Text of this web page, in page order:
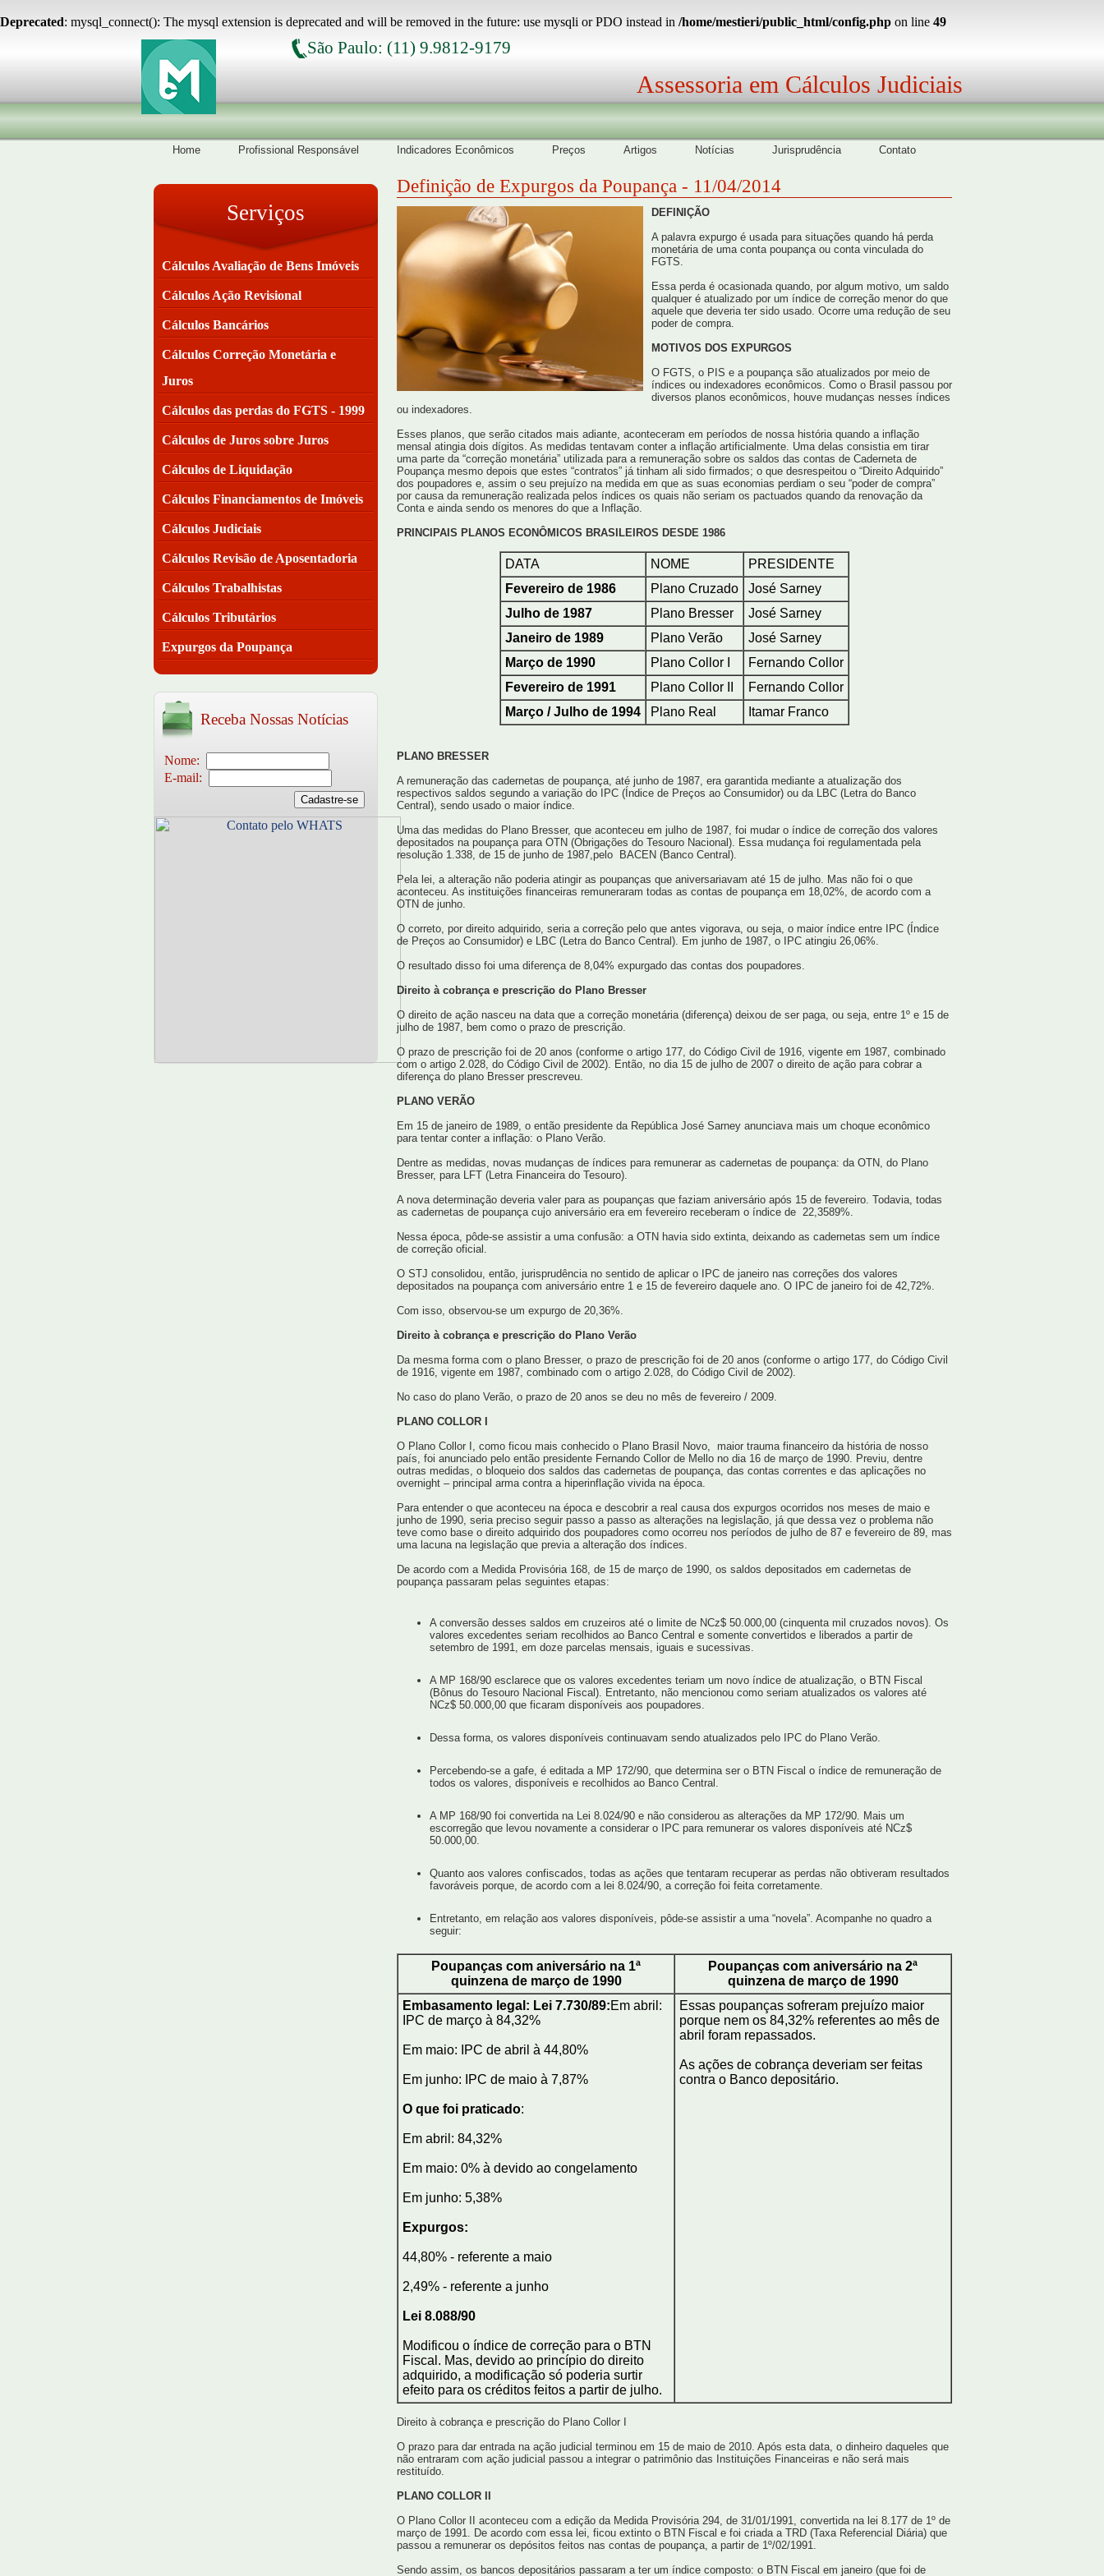
Deprecated: mysql_connect(): The mysql extension is deprecated and will be removed in the future: use mysqli or PDO instead in /home/mestieri/public_html/config.php on line 49
São Paulo: (11) 9.9812-9179
Assessoria em Cálculos Judiciais
Home Profissional Responsável Indicadores Econômicos Preços Artigos Notícias Jurisprudência Contato
Serviços
Cálculos Avaliação de Bens Imóveis
Cálculos Ação Revisional
Cálculos Bancários
Cálculos Correção Monetária e
Juros
Cálculos das perdas do FGTS - 1999
Cálculos de Juros sobre Juros
Cálculos de Liquidação
Cálculos Financiamentos de Imóveis
Cálculos Judiciais
Cálculos Revisão de Aposentadoria
Cálculos Trabalhistas
Cálculos Tributários
Expurgos da Poupança
Receba Nossas Notícias
Nome:
E-mail:
Definição de Expurgos da Poupança - 11/04/2014
DEFINIÇÃO
A palavra expurgo é usada para situações quando há perda
monetária de uma conta poupança ou conta vinculada do
FGTS.
Essa perda é ocasionada quando, por algum motivo, um saldo
qualquer é atualizado por um índice de correção menor do que
aquele que deveria ter sido usado. Ocorre uma redução de seu
poder de compra.
MOTIVOS DOS EXPURGOS
O FGTS, o PIS e a poupança são atualizados por meio de
índices ou indexadores econômicos. Como o Brasil passou por
diversos planos econômicos, houve mudanças nesses índices
ou indexadores.
Esses planos, que serão citados mais adiante, aconteceram em períodos de nossa história quando a inflação
mensal atingia dois dígitos. As medidas tentavam conter a inflação artificialmente. Uma delas consistia em tirar
uma parte da “correção monetária” utilizada para a remuneração sobre os saldos das contas de Caderneta de
Poupança mesmo depois que estes “contratos” já tinham ali sido firmados; o que desrespeitou o “Direito Adquirido”
dos poupadores e, assim o seu prejuízo na medida em que as suas economias perdiam o seu “poder de compra”
por causa da remuneração realizada pelos índices os quais não seriam os pactuados quando da renovação da
Conta e ainda sendo os menores do que a Inflação.
PRINCIPAIS PLANOS ECONÔMICOS BRASILEIROS DESDE 1986
DATA NOME
PRESIDENTE
Fevereiro de 1986
Plano Cruzado
José Sarney
Julho de 1987
Plano Bresser
José Sarney
Janeiro de 1989
Plano Verão
José Sarney
Março de 1990
Plano Collor I
Fernando Collor
Fevereiro de 1991
Plano Collor II
Fernando Collor
Março / Julho de 1994
Plano Real Itamar Franco
PLANO BRESSER
A remuneração das cadernetas de poupança, até junho de 1987, era garantida mediante a atualização dos
respectivos saldos segundo a variação do IPC (Índice de Preços ao Consumidor) ou da LBC (Letra do Banco
Central), sendo usado o maior índice.
Uma das medidas do Plano Bresser, que aconteceu em julho de 1987, foi mudar o índice de correção dos valores
depositados na poupança para OTN (Obrigações do Tesouro Nacional). Essa mudança foi regulamentada pela
resolução 1.338, de 15 de junho de 1987,pelo BACEN (Banco Central).
Pela lei, a alteração não poderia atingir as poupanças que aniversariavam até 15 de julho. Mas não foi o que
aconteceu. As instituições financeiras remuneraram todas as contas de poupança em 18,02%, de acordo com a
OTN de junho.
O correto, por direito adquirido, seria a correção pelo que antes vigorava, ou seja, o maior índice entre IPC (Índice
de Preços ao Consumidor) e LBC (Letra do Banco Central). Em junho de 1987, o IPC atingiu 26,06%.
O resultado disso foi uma diferença de 8,04% expurgado das contas dos poupadores.
Direito à cobrança e prescrição do Plano Bresser
O direito de ação nasceu na data que a correção monetária (diferença) deixou de ser paga, ou seja, entre 1º e 15 de
julho de 1987, bem como o prazo de prescrição.
O prazo de prescrição foi de 20 anos (conforme o artigo 177, do Código Civil de 1916, vigente em 1987, combinado
com o artigo 2.028, do Código Civil de 2002). Então, no dia 15 de julho de 2007 o direito de ação para cobrar a
diferença do plano Bresser prescreveu.
PLANO VERÃO
Em 15 de janeiro de 1989, o então presidente da República José Sarney anunciava mais um choque econômico
para tentar conter a inflação: o Plano Verão.
Dentre as medidas, novas mudanças de índices para remunerar as cadernetas de poupança: da OTN, do Plano
Bresser, para LFT (Letra Financeira do Tesouro).
A nova determinação deveria valer para as poupanças que faziam aniversário após 15 de fevereiro. Todavia, todas
as cadernetas de poupança cujo aniversário era em fevereiro receberam o índice de 22,3589%.
Nessa época, pôde-se assistir a uma confusão: a OTN havia sido extinta, deixando as cadernetas sem um índice
de correção oficial.
O STJ consolidou, então, jurisprudência no sentido de aplicar o IPC de janeiro nas correções dos valores
depositados na poupança com aniversário entre 1 e 15 de fevereiro daquele ano. O IPC de janeiro foi de 42,72%.
Com isso, observou-se um expurgo de 20,36%.
Direito à cobrança e prescrição do Plano Verão
Da mesma forma com o plano Bresser, o prazo de prescrição foi de 20 anos (conforme o artigo 177, do Código Civil
de 1916, vigente em 1987, combinado com o artigo 2.028, do Código Civil de 2002).
No caso do plano Verão, o prazo de 20 anos se deu no mês de fevereiro / 2009.
PLANO COLLOR I
O Plano Collor I, como ficou mais conhecido o Plano Brasil Novo, maior trauma financeiro da história de nosso
país, foi anunciado pelo então presidente Fernando Collor de Mello no dia 16 de março de 1990. Previu, dentre
outras medidas, o bloqueio dos saldos das cadernetas de poupança, das contas correntes e das aplicações no
overnight – principal arma contra a hiperinflação vivida na época.
Para entender o que aconteceu na época e descobrir a real causa dos expurgos ocorridos nos meses de maio e
junho de 1990, seria preciso seguir passo a passo as alterações na legislação, já que dessa vez o problema não
teve como base o direito adquirido dos poupadores como ocorreu nos períodos de julho de 87 e fevereiro de 89, mas
uma lacuna na legislação que previa a alteração dos índices.
De acordo com a Medida Provisória 168, de 15 de março de 1990, os saldos depositados em cadernetas de
poupança passaram pelas seguintes etapas:
A conversão desses saldos em cruzeiros até o limite de NCz$ 50.000,00 (cinquenta mil cruzados novos). Os
valores excedentes seriam recolhidos ao Banco Central e somente convertidos e liberados a partir de
setembro de 1991, em doze parcelas mensais, iguais e sucessivas.
A MP 168/90 esclarece que os valores excedentes teriam um novo índice de atualização, o BTN Fiscal
(Bônus do Tesouro Nacional Fiscal). Entretanto, não mencionou como seriam atualizados os valores até
NCz$ 50.000,00 que ficaram disponíveis aos poupadores.
Dessa forma, os valores disponíveis continuavam sendo atualizados pelo IPC do Plano Verão.
Percebendo-se a gafe, é editada a MP 172/90, que determina ser o BTN Fiscal o índice de remuneração de
todos os valores, disponíveis e recolhidos ao Banco Central.
A MP 168/90 foi convertida na Lei 8.024/90 e não considerou as alterações da MP 172/90. Mais um
escorregão que levou novamente a considerar o IPC para remunerar os valores disponíveis até NCz$
50.000,00.
Quanto aos valores confiscados, todas as ações que tentaram recuperar as perdas não obtiveram resultados
favoráveis porque, de acordo com a lei 8.024/90, a correção foi feita corretamente.
Entretanto, em relação aos valores disponíveis, pôde-se assistir a uma “novela”. Acompanhe no quadro a
seguir:
Poupanças com aniversário na 1ª
quinzena de março de 1990
Poupanças com aniversário na 2ª
quinzena de março de 1990
Embasamento legal: Lei 7.730/89:Em abril:
IPC de março à 84,32%
Em maio: IPC de abril à 44,80%
Em junho: IPC de maio à 7,87%
O que foi praticado:
Em abril: 84,32%
Em maio: 0% à devido ao congelamento
Em junho: 5,38%
Expurgos:
44,80% - referente a maio
2,49% - referente a junho
Lei 8.088/90
Modificou o índice de correção para o BTN
Fiscal. Mas, devido ao princípio do direito
adquirido, a modificação só poderia surtir
efeito para os créditos feitos a partir de julho.
Essas poupanças sofreram prejuízo maior
porque nem os 84,32% referentes ao mês de
abril foram repassados.
As ações de cobrança deveriam ser feitas
contra o Banco depositário.
Direito à cobrança e prescrição do Plano Collor I
O prazo para dar entrada na ação judicial terminou em 15 de maio de 2010. Após esta data, o dinheiro daqueles que
não entraram com ação judicial passou a integrar o patrimônio das Instituições Financeiras e não será mais
restituído.
PLANO COLLOR II
O Plano Collor II aconteceu com a edição da Medida Provisória 294, de 31/01/1991, convertida na lei 8.177 de 1º de
março de 1991. De acordo com essa lei, ficou extinto o BTN Fiscal e foi criada a TRD (Taxa Referencial Diária) que
passou a remunerar os depósitos feitos nas contas de poupança, a partir de 1º/02/1991.
Sendo assim, os bancos depositários passaram a ter um índice composto: o BTN Fiscal em janeiro (que foi de